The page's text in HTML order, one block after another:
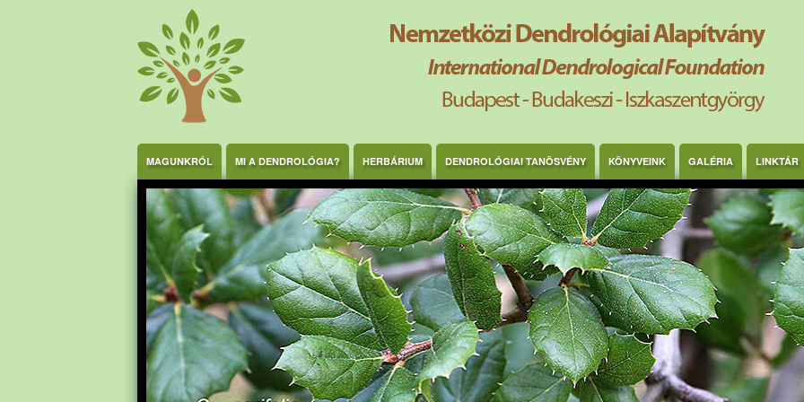
MAGUNKRÓL MI A DENDROLÓGIA? HERBÁRIUM DENDROLÓGIAI TANÖSVÉNY KÖNYVEINK GALÉRIA LINKTÁR